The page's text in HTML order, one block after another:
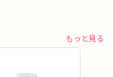
もっと見る